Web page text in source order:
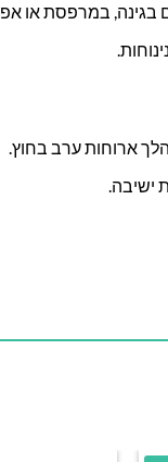
בגינה, במרפסת או
ארוחות ערב בחוץ.
ישיבה.